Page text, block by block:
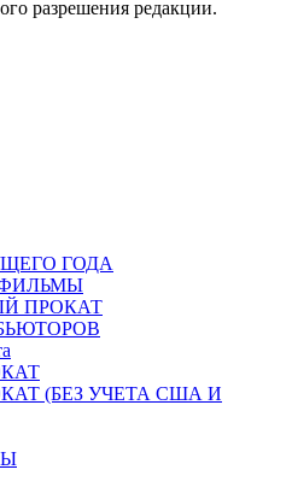
разрешения редакции.
ГОДА
ПРОКАТ
(БЕЗ УЧЕТА США И